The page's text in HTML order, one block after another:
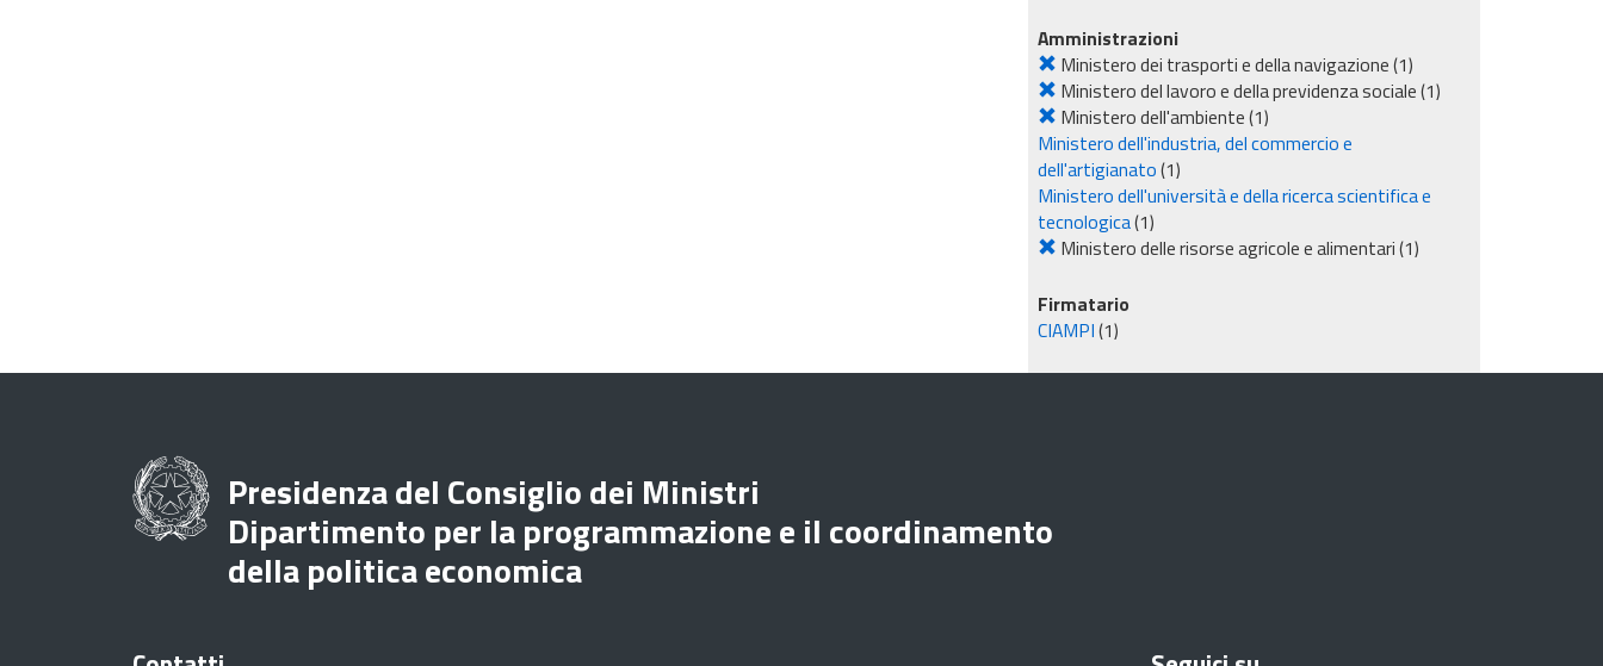
Amministrazioni
Ministero dei trasporti e della navigazione(1)
Ministero del lavoro e della previdenza sociale(1)
Ministero dell'ambiente(1)
Ministero dell'industria, del commercio e
dell'artigianato(1)
Ministero dell'università e della ricerca scientifica e
tecnologica(1)
Ministero delle risorse agricole e alimentari(1)
Firmatario
CIAMPI(1)
Presidenza del Consiglio dei Ministri
Dipartimento per la programmazione e il coordinamento
della politica economica